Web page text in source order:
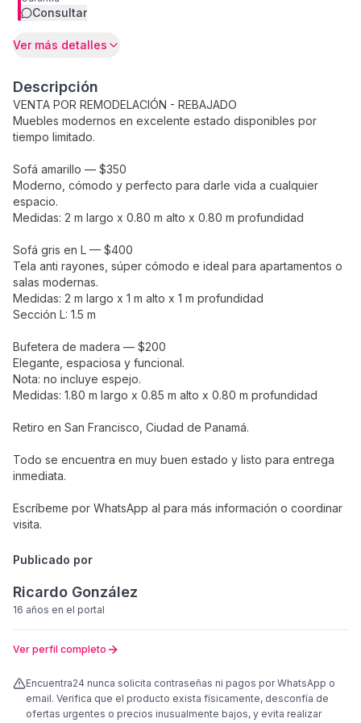
Consultar
Ver más detalles
Descripción
VENTA POR REMODELACIÓN - REBAJADO
Muebles modernos en excelente estado disponibles por
tiempo limitado.
Sofá amarillo — $350
Moderno, cómodo y perfecto para darle vida a cualquier
espacio.
Medidas: 2 m largo x 0.80 m alto x 0.80 m profundidad
Sofá gris en L — $400
Tela anti rayones, súper cómodo e ideal para apartamentos o
salas modernas.
Medidas: 2 m largo x 1 m alto x 1 m profundidad
Sección L: 1.5 m
Bufetera de madera — $200
Elegante, espaciosa y funcional.
Nota: no incluye espejo.
Medidas: 1.80 m largo x 0.85 m alto x 0.80 m profundidad
Retiro en San Francisco, Ciudad de Panamá.
Todo se encuentra en muy buen estado y listo para entrega
inmediata.
Escríbeme por WhatsApp al para más información o coordinar
visita.
Publicado por
Ricardo González
16 años en el portal
Ver perfil completo
Encuentra24 nunca solicita contraseñas ni pagos por WhatsApp o
email. Verifica que el producto exista físicamente, desconfía de
ofertas urgentes o precios inusualmente bajos, y evita realizar